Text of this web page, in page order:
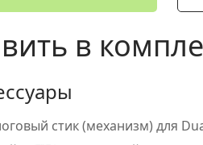
в
стик (механизм) для